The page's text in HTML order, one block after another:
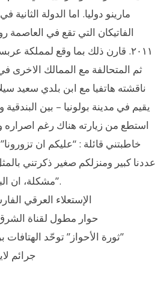
مارينو دوليا. اما الدولة
الفاتيكان التي تقع في العاصمة
٢٠١١. قارن ذلك بما وقع لمملكة
ثم المتحالفة مع الممالك الاخرى
ناقشته هاتفيا مع ابن بلدي سعيد
يقيم في مدينة بولونيا – بين
استطع من زيارته هناك رغم اصراره
خاطبتني قائلة : “عليكم ان
عددنا كبير ومنزلكم صغير ذكرتني
مشكلة، ان البرة لنا والداخل لكم”.
الإستعلاء العرقي
حوار مطول لقناة
ثورة الأحواز” توحّد الهتافات برحيل نظام الملالي”
جرائم